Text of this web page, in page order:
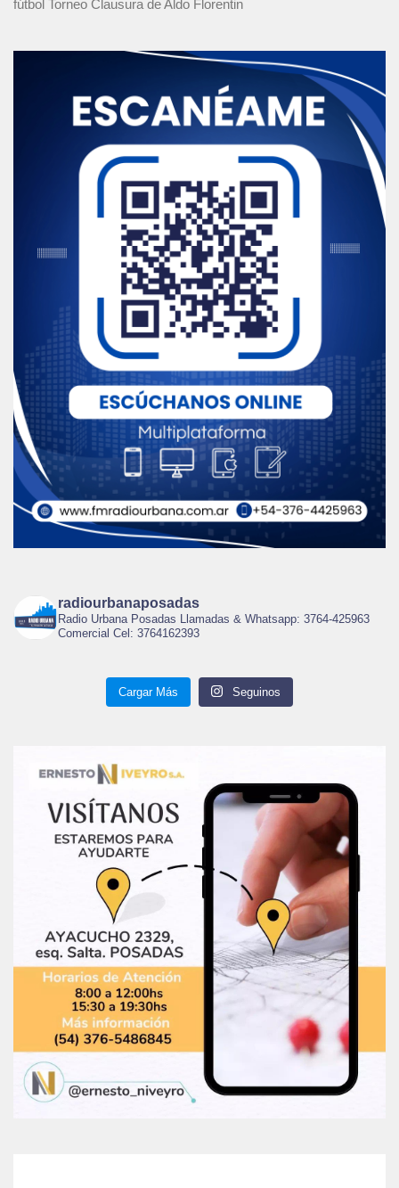
fútbol Torneo Clausura de Aldo Florentin
radiourbanaposadas
Radio Urbana Posadas Llamadas & Whatsapp: 3764-425963
Comercial Cel: 3764162393
Cargar Más Seguinos